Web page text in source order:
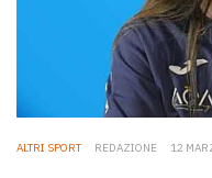
ALTRI SPORT REDAZIONE 12